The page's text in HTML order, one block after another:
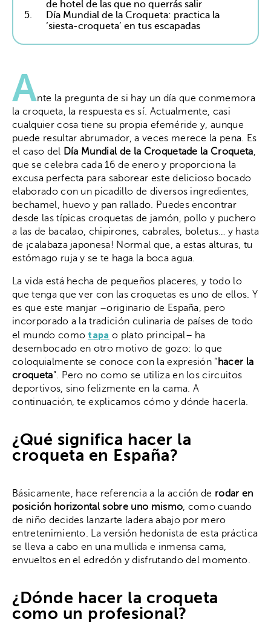
de hotel de las que no querrás salir
5.
Día Mundial de la Croqueta: practica la
‘siesta-croqueta’ en tus escapadas
Ante la pregunta de si hay un día que conmemora
la croqueta, la respuesta es sí. Actualmente, casi
cualquier cosa tiene su propia efeméride y, aunque
puede resultar abrumador, a veces merece la pena. Es
el caso del Día Mundial de la Croquetade la Croqueta,
que se celebra cada 16 de enero y proporciona la
excusa perfecta para saborear este delicioso bocado
elaborado con un picadillo de diversos ingredientes,
bechamel, huevo y pan rallado. Puedes encontrar
desde las típicas croquetas de jamón, pollo y puchero
a las de bacalao, chipirones, cabrales, boletus… y hasta
de ¡calabaza japonesa! Normal que, a estas alturas, tu
estómago ruja y se te haga la boca agua.
La vida está hecha de pequeños placeres, y todo lo
que tenga que ver con las croquetas es uno de ellos. Y
es que este manjar –originario de España, pero
incorporado a la tradición culinaria de países de todo
el mundo como tapa o plato principal– ha
desembocado en otro motivo de gozo: lo que
coloquialmente se conoce con la expresión “ hacer la
croqueta”. Pero no como se utiliza en los circuitos
deportivos, sino felizmente en la cama. A
continuación, te explicamos cómo y dónde hacerla.
¿Qué significa hacer la
croqueta en España?
Básicamente, hace referencia a la acción de rodar en
posición horizontal sobre uno mismo, como cuando
de niño decides lanzarte ladera abajo por mero
entretenimiento. La versión hedonista de esta práctica
se lleva a cabo en una mullida e inmensa cama,
envueltos en el edredón y disfrutando del momento.
¿Dónde hacer la croqueta
como un profesional?